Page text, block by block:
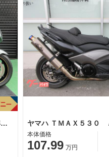
ヤマハ ＴＭＡＸ５３０ＡＢＳ ２０１６年モデル ＳＪ１２Ｊ ２０１６年モデル アクラポビッチマフラー フェンダーレス バックレスト
本体価格
107.99 万円